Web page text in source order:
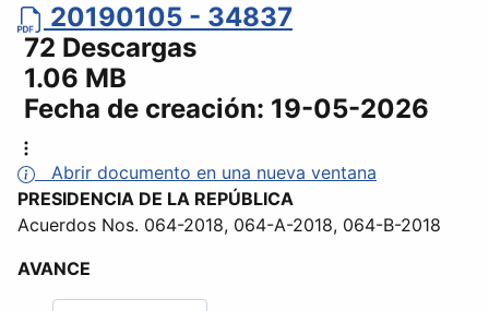
20190105 - 34837
72 Descargas
1.06 MB
Fecha de creación: 19-05-2026
Abrir documento en una nueva ventana
PRESIDENCIA DE LA REPÚBLICA
Acuerdos Nos. 064-2018, 064-A-2018, 064-B-2018
AVANCE